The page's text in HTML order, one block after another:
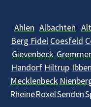
Ahlen Albachten
Berg Fidel Coesfeld
Gievenbeck
Handorf Hiltrup
Mecklenbeck
RheineRoxelSenden